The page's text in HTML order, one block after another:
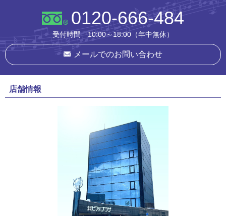
0120-666-484
受付時間 10:00～18:00（年中無休）
メールでのお問い合わせ
店舗情報